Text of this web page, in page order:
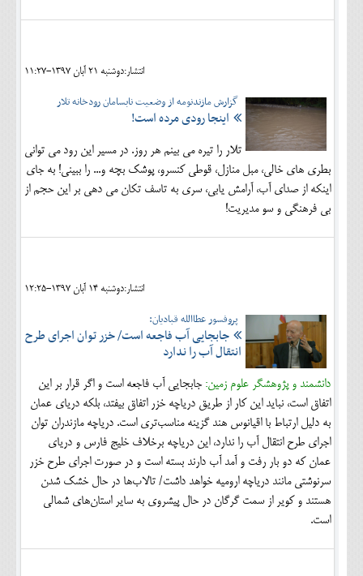
انتشار:دوشنبه 21 آبان 1397-11:27
گزارش مازندنومه از وضعیت نابسامان رودخانه تلار
اینجا رودی مرده است!
تلار را تیره می بینم هر روز. در مسیر این رود می توانی
بطری های خالی، مبل منازل، قوطی کنسرو، پوشک بچه و... را ببینی! به جای
اینکه از صدای آب، آرامش یابی، سری به تاسف تکان می دهی بر این حجم از
بی فرهنگی و سو مدیریت!
انتشار:دوشنبه 14 آبان 1397-12:25
پروفسور عطاالله قبادیان:
جابجایی آب فاجعه است/ خزر توان اجرای طرح
انتقال آب را ندارد
دانشمند و پژوهشگر علوم زمین: جابجایی آب فاجعه است و اگر قرار بر این
اتفاق است، نباید این کار از طریق دریاچه خزر اتفاق بیفتد، بلکه دریای عمان
به دلیل ارتباط با اقیانوس هند گزینه مناسب‌تری است. دریاچه مازندران توان
اجرای طرح انتقال آب را ندارد، این دریاچه برخلاف خلیج فارس و دریای
عمان که دو بار رفت و آمد آب دارند بسته است و در صورت اجرای طرح خزر
سرنوشتی مانند دریاچه ارومیه خواهد داشت/ تالاب‌ها در حال خشک شدن
هستند و کویر از سمت گرگان در حال پیشروی به سایر استان‌های شمالی
است.